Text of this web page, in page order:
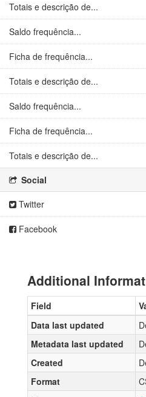
Totais e descrição de...
Saldo frequência...
Ficha de frequência...
Totais e descrição de...
Saldo frequência...
Ficha de frequência...
Totais e descrição de...
Social
Twitter
Facebook
Additional
Field
Data last updated
Metadata last updated
Created
Format